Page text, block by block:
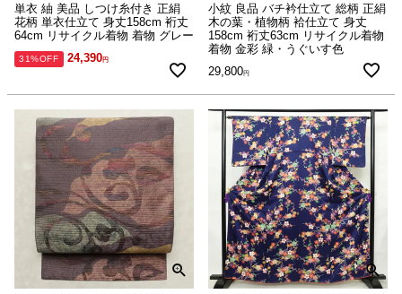
単衣 紬 美品 しつけ糸付き 正絹
花柄 単衣仕立て 身丈158cm 裄丈
64cm リサイクル着物 着物 グレー
31%OFF 24,390
小紋 良品 バチ衿仕立て 総柄 正絹
木の葉・植物柄 袷仕立て 身丈
158cm 裄丈63cm リサイクル着物
着物 金彩 緑・うぐいす色
29,800